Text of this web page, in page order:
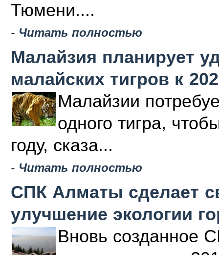
Тюмени....
- Читать полностью
Малайзия планирует
малайских тигров к
Малайзии
одного тигра,
году, сказа...
- Читать полностью
СПК Алматы сделает
улучшение экологии
Вновь созданное